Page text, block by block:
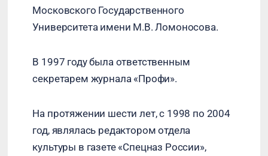
Московского Государственного
Университета имени М.В. Ломоносова.
В 1997 году была ответственным
секретарем журнала «Профи».
На протяжении шести лет, с 1998 по 2004
год, являлась редактором отдела
культуры в газете «Спецназ России»,